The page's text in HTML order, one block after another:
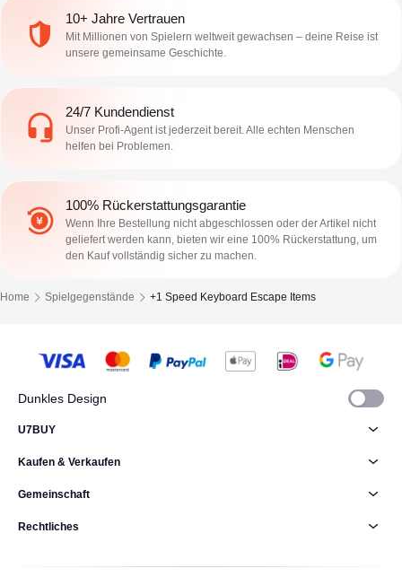
10+ Jahre Vertrauen
Mit Millionen von Spielern weltweit gewachsen – deine Reise ist
unsere gemeinsame Geschichte.
24/7 Kundendienst
Unser Profi-Agent ist jederzeit bereit. Alle echten Menschen
helfen bei Problemen.
100% Rückerstattungsgarantie
Wenn Ihre Bestellung nicht abgeschlossen oder der Artikel nicht
geliefert werden kann, bieten wir eine 100% Rückerstattung, um
den Kauf vollständig sicher zu machen.
Home Spielgegenstände +1 Speed Keyboard Escape Items
Dunkles Design
U7BUY
Kaufen & Verkaufen
Gemeinschaft
Rechtliches